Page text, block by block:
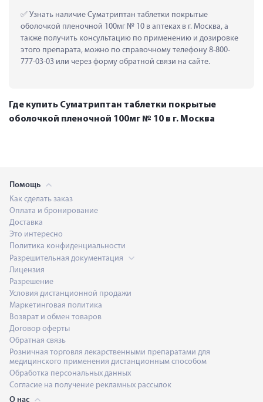
Узнать наличие Суматриптан таблетки покрытые
оболочкой пленочной 100мг № 10 в аптеках в г. Москва, а
также получить консультацию по применению и дозировке
этого препарата, можно по справочному телефону 8-800-
777-03-03 или через форму обратной связи на сайте.
Где купить Суматриптан таблетки покрытые
оболочкой пленочной 100мг № 10 в г. Москва
Помощь
Как сделать заказ
Оплата и бронирование
Доставка
Это интересно
Политика конфиденциальности
Разрешительная документация
Лицензия
Разрешение
Условия дистанционной продажи
Маркетинговая политика
Возврат и обмен товаров
Договор оферты
Обратная связь
Розничная торговля лекарственными препаратами для
медицинского применения дистанционным способом
Обработка персональных данных
Согласие на получение рекламных рассылок
О нас